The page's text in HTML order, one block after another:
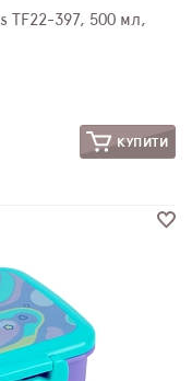
TF22-397, 500 мл,
КУПИТИ